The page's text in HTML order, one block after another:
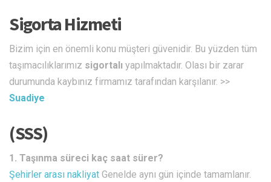
Sigorta Hizmeti
Bizim için en önemli konu müşteri güvenidir. Bu yüzden tüm
taşımacılıklarımız sigortalı yapılmaktadır. Olası bir zarar
durumunda kaybınız firmamız tarafından karşılanır. >>
Suadiye
(SSS)
1. Taşınma süreci kaç saat sürer?
Şehirler arası nakliyat Genelde aynı gün içinde tamamlanır.